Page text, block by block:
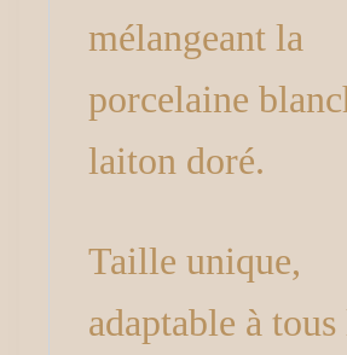
mélangeant la
porcelaine
laiton doré.
Taille unique,
adaptable à tous